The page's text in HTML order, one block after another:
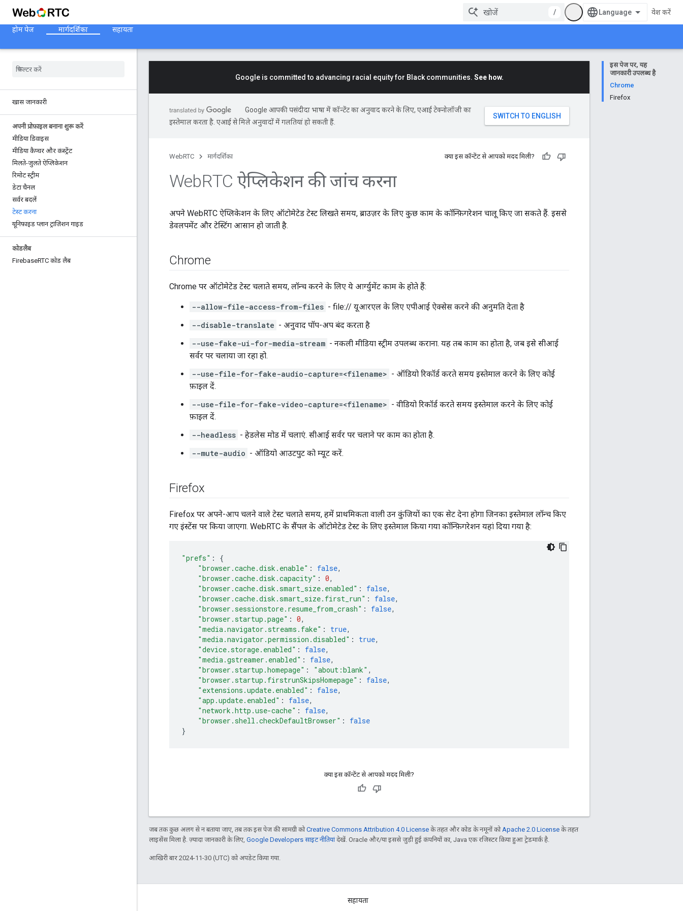
/ प्रवेश करें
होम पेज मार्गदर्शिका सहायता
खास जानकारी
अपनी प्रोफ़ाइल बनाना शुरू करें
मीडिया डिवाइस
मीडिया कैप्चर और कंस्ट्रेंट
मिलते-जुलते ऐप्लिकेशन
रिमोट स्ट्रीम
डेटा चैनल
सर्वर बदलें
टेस्ट करना
यूनिफ़ाइड प्लान ट्रांज़िशन गाइड
कोडलैब
FirebaseRTC कोड लैब
इस पेज पर, यह
जानकारी उपलब्ध है
Chrome
Firefox
Google is committed to advancing racial equity for Black communities. See how.
Google आपकी पसंदीदा भाषा में कॉन्टेंट का अनुवाद करने के लिए, एआई टेक्नोलॉजी का
इस्तेमाल करता है. एआई से मिले अनुवादों में गलतियां हो सकती हैं.
WebRTC मार्गदर्शिका क्या इस कॉन्टेंट से आपको मदद मिली?
WebRTC ऐप्लिकेशन की जांच करना
अपने WebRTC ऐप्लिकेशन के लिए ऑटोमेटेड टेस्ट लिखते समय, ब्राउज़र के लिए कुछ काम के कॉन्फ़िगरेशन चालू किए जा सकते हैं. इससे
डेवलपमेंट और टेस्टिंग आसान हो जाती है.
Chrome
Chrome पर ऑटोमेटेड टेस्ट चलाते समय, लॉन्च करने के लिए ये आर्ग्युमेंट काम के होते हैं:
--allow-file-access-from-files - file:// यूआरएल के लिए एपीआई ऐक्सेस करने की अनुमति देता है
--disable-translate - अनुवाद पॉप-अप बंद करता है
--use-fake-ui-for-media-stream - नकली मीडिया स्ट्रीम उपलब्ध कराना. यह तब काम का होता है, जब इसे सीआई
सर्वर पर चलाया जा रहा हो.
--use-file-for-fake-audio-capture=<filename> - ऑडियो रिकॉर्ड करते समय इस्तेमाल करने के लिए कोई
फ़ाइल दें.
--use-file-for-fake-video-capture=<filename> - वीडियो रिकॉर्ड करते समय इस्तेमाल करने के लिए कोई
फ़ाइल दें.
--headless - हेडलेस मोड में चलाएं. सीआई सर्वर पर चलाने पर काम का होता है.
--mute-audio - ऑडियो आउटपुट को म्यूट करें.
Firefox
Firefox पर अपने-आप चलने वाले टेस्ट चलाते समय, हमें प्राथमिकता वाली उन कुंजियों का एक सेट देना होगा जिनका इस्तेमाल लॉन्च किए
गए इंस्टेंस पर किया जाएगा. WebRTC के सैंपल के ऑटोमेटेड टेस्ट के लिए इस्तेमाल किया गया कॉन्फ़िगरेशन यहां दिया गया है:
"prefs" :
{
"browser.cache.disk.enable" : false,
"browser.cache.disk.capacity" : 0,
"browser.cache.disk.smart_size.enabled" : false,
"browser.cache.disk.smart_size.first_run" : false,
"browser.sessionstore.resume_from_crash" : false,
"browser.startup.page" : 0,
"media.navigator.streams.fake" : true,
"media.navigator.permission.disabled" : true,
"device.storage.enabled" : false,
"media.gstreamer.enabled" : false,
"browser.startup.homepage" : "about:blank" ,
"browser.startup.firstrunSkipsHomepage" : false,
"extensions.update.enabled" : false,
"app.update.enabled" : false,
"network.http.use-cache" : false,
"browser.shell.checkDefaultBrowser" :
false
}
क्या इस कॉन्टेंट से आपको मदद मिली?
जब तक कुछ अलग से न बताया जाए, तब तक इस पेज की सामग्री कोCreative Commons Attribution 4.0 License के तहत और कोड के नमूनों कोApache 2.0 License के तहत
लाइसेंस मिला है. ज़्यादा जानकारी के लिए, Google Developers साइट नीतियांदेखें. Oracle और/या इससे जुड़ी हुई कंपनियों का, Java एक रजिस्टर किया हुआ ट्रेडमार्क है.
आखिरी बार 2024-11-30 (UTC) को अपडेट किया गया.
सहायता